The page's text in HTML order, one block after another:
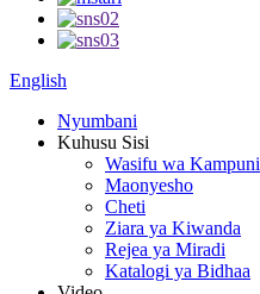
English
Nyumbani
Kuhusu Sisi
Wasifu wa Kampuni
Maonyesho
Cheti
Ziara ya Kiwanda
Rejea ya Miradi
Katalogi ya Bidhaa